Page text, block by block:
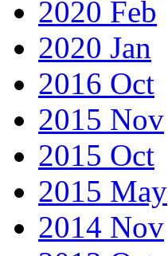
2020 Feb
2020 Jan
2016 Oct
2015 Nov
2015 Oct
2015 May
2014 Nov